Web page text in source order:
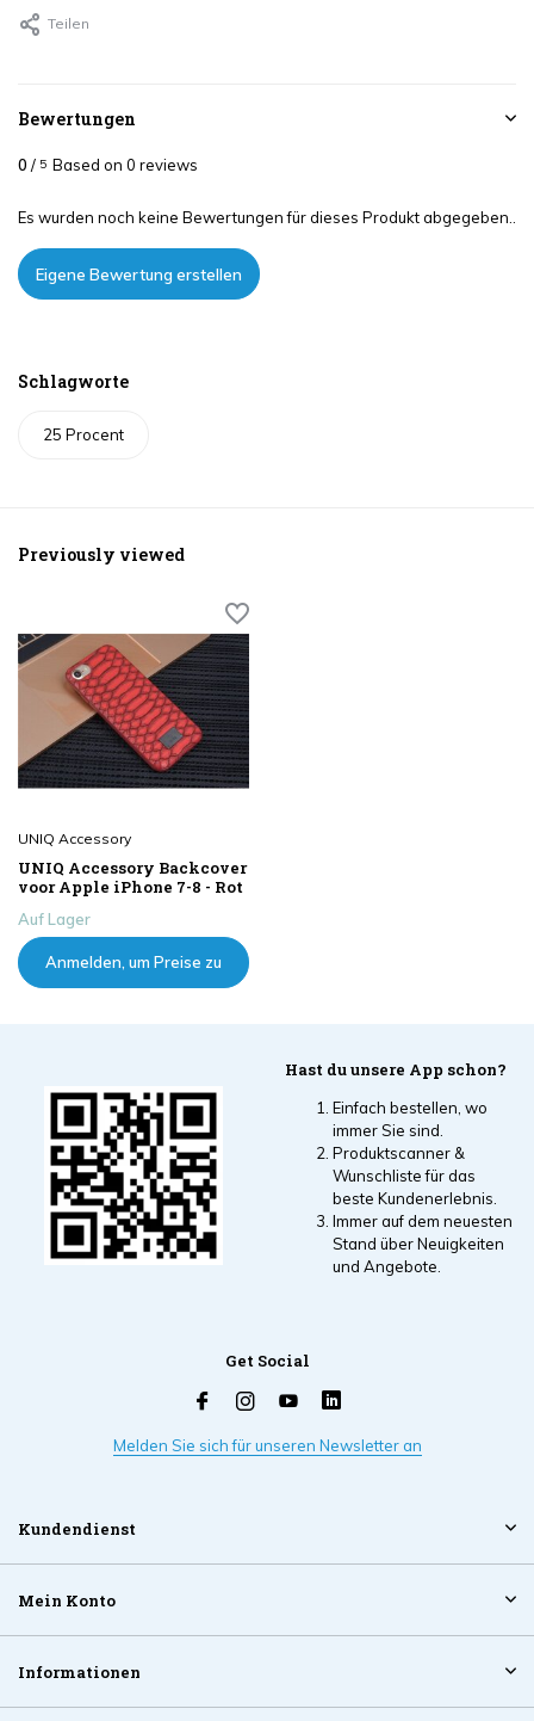
Teilen
Bewertungen
0 / 5 Based on 0 reviews
Es wurden noch keine Bewertungen für dieses Produkt abgegeben..
Eigene Bewertung erstellen
Schlagworte
25 Procent
Previously viewed
UNIQ Accessory
UNIQ Accessory Backcover
voor Apple iPhone 7-8 - Rot
Auf Lager
Anmelden, um Preise zu
Hast du unsere App schon?
Einfach bestellen, wo
immer Sie sind.
Produktscanner &
Wunschliste für das
beste Kundenerlebnis.
Immer auf dem neuesten
Stand über Neuigkeiten
und Angebote.
Get Social
Melden Sie sich für unseren Newsletter an
Kundendienst
Mein Konto
Informationen